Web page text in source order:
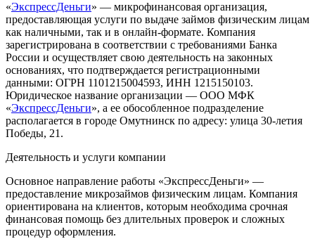
«ЭкспрессДеньги» — микрофинансовая организация,
предоставляющая услуги по выдаче займов физическим лицам
как наличными, так и в онлайн-формате. Компания
зарегистрирована в соответствии с требованиями Банка
России и осуществляет свою деятельность на законных
основаниях, что подтверждается регистрационными
данными: ОГРН 1101215004593, ИНН 1215150103.
Юридическое название организации — ООО МФК
«ЭкспрессДеньги», а ее обособленное подразделение
располагается в городе Омутнинск по адресу: улица 30-летия
Победы, 21.
Деятельность и услуги компании
Основное направление работы «ЭкспрессДеньги» —
предоставление микрозаймов физическим лицам. Компания
ориентирована на клиентов, которым необходима срочная
финансовая помощь без длительных проверок и сложных
процедур оформления.